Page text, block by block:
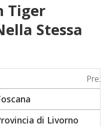
Tiger
Stessa
di Livorno